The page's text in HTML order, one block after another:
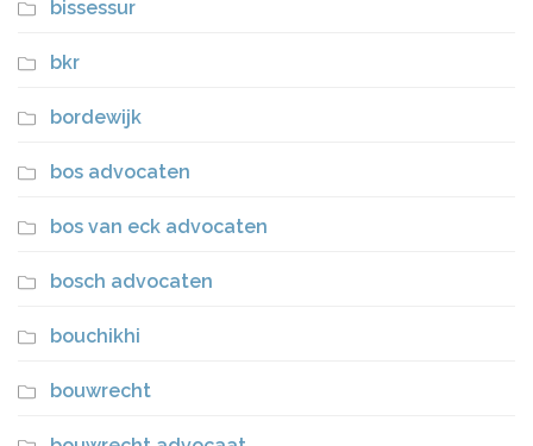
bissessur
bkr
bordewijk
bos advocaten
bos van eck advocaten
bosch advocaten
bouchikhi
bouwrecht